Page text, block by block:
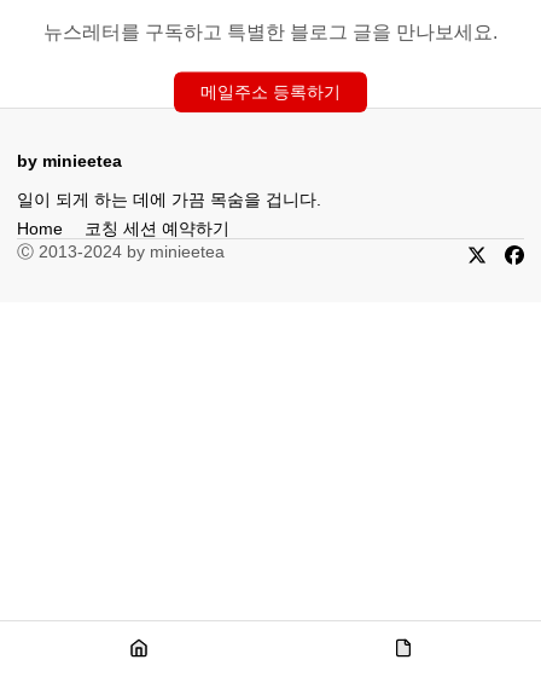
뉴스레터를 구독하고 특별한 블로그 글을 만나보세요.
메일주소 등록하기
by minieetea
일이 되게 하는 데에 가끔 목숨을 겁니다.
Home
코칭 세션 예약하기
Ⓒ 2013-2024 by minieetea
X
Home
코